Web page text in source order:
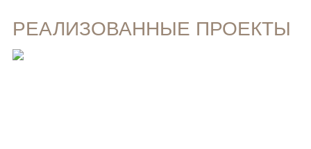
РЕАЛИЗОВАННЫЕ ПРОЕКТЫ